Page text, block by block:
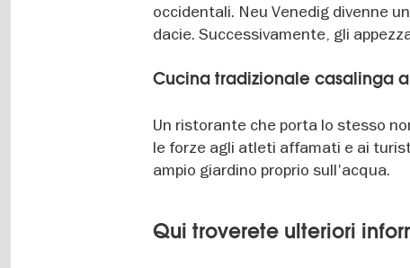
occidentali. Neu Venedig divenne
dacie. Successivamente, gli
Cucina tradizionale casalinga
Un ristorante che porta lo stesso
le forze agli atleti affamati e ai
ampio giardino proprio sull'acqua.
Qui troverete ulteriori